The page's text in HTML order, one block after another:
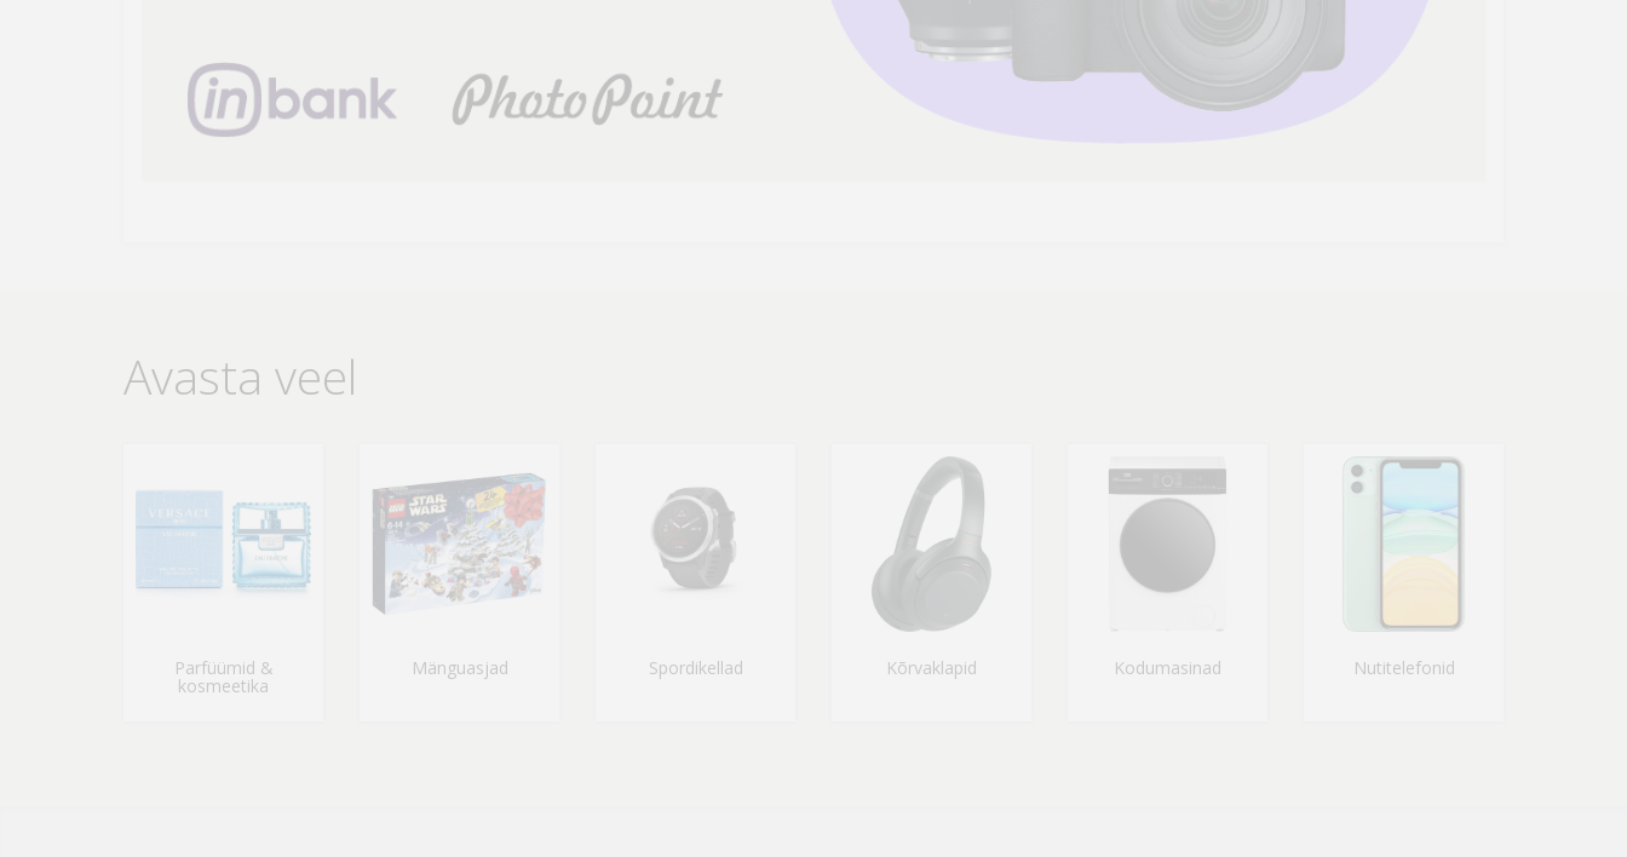
Avasta veel
Parfüümid &
kosmeetika
Mänguasjad Spordikellad Kõrvaklapid Kodumasinad Nutitelefonid